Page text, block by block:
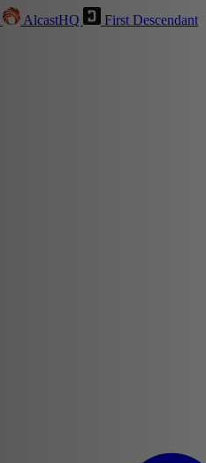
AlcastHQ
First Descendant